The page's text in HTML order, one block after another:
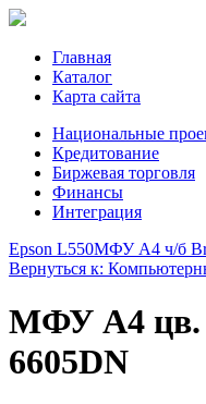
Главная
Каталог
Карта сайта
Национальные
Кредитование
Биржевая торговля
Финансы
Интеграция
Epson L550МФУ A4 ч/б
Вернуться к:
МФУ А4 цв.
6605DN